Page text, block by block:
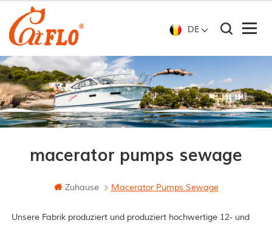
DE
macerator pumps sewage
Zuhause Macerator Pumps Sewage
Unsere Fabrik produziert und produziert hochwertige 12- und